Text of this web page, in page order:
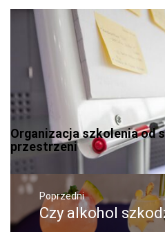
Organizacja szkolenia od
przestrzeni
Nawigacja
wpisuPoprzedni
Poprzedni
wpis:
Czy alkohol